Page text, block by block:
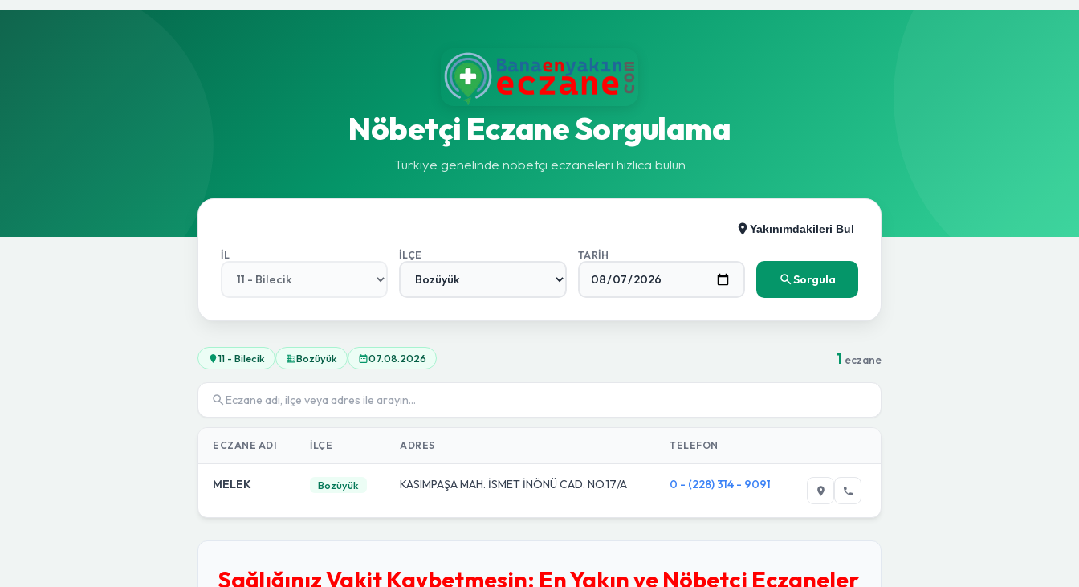
Nöbetçi Eczane Sorgulama
Türkiye genelinde nöbetçi eczaneleri hızlıca bulun
Yakınımdakileri Bul
İL İLÇE TARIH
Sorgula
11 - Bilecik Bozüyük 07.08.2026 1 eczane
ECZANE ADI İLÇE ADRES TELEFON
MELEK Bozüyük KASIMPAŞA MAH. İSMET İNÖNÜ CAD. NO.17/A 0 - (228) 314 - 9091
Sağlığınız Vakit Kaybetmesin: En Yakın ve Nöbetçi Eczaneler